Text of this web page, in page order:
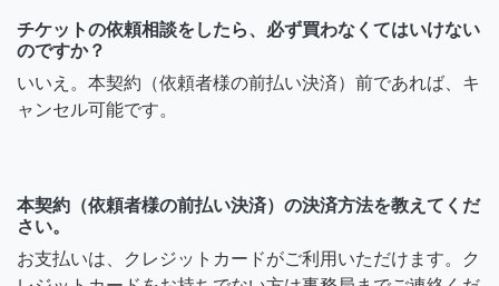
チケットの依頼相談をしたら、必ず買わなくてはいけない
のですか？
いいえ。本契約（依頼者様の前払い決済）前であれば、キ
ャンセル可能です。
本契約（依頼者様の前払い決済）の決済方法を教えてくだ
さい。
お支払いは、クレジットカードがご利用いただけます。ク